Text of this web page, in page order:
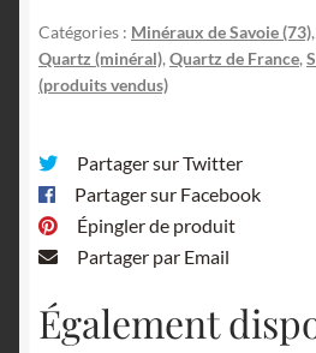
Catégories : Minéraux de Savoie (73),
Quartz (minéral), Quartz de France,
(produits vendus)
Partager sur Twitter
Partager sur Facebook
Épingler de produit
Partager par Email
Également